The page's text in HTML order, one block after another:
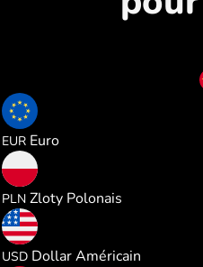
EUR Euro
PLN Zloty Polonais
USD Dollar Américain